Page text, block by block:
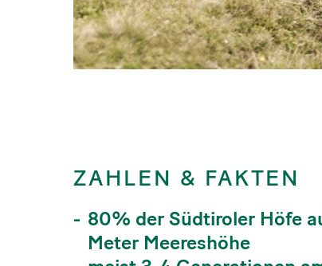
ZAHLEN & FAKTEN
80% der Südtiroler Höfe
Meter Meereshöhe